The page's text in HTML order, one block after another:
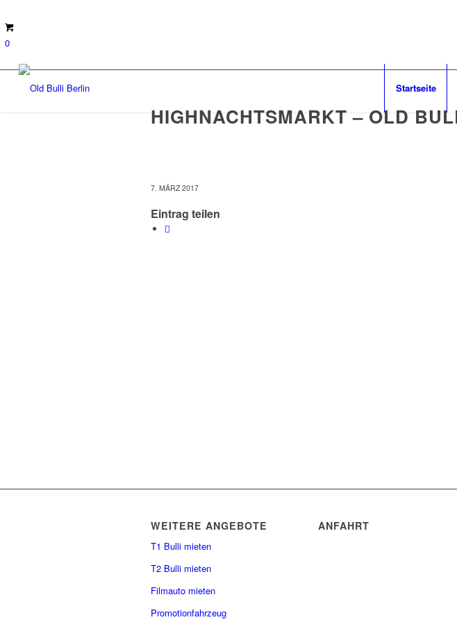
0
Startseite
HIGHNACHTSMARKT – OLD
7. MÄRZ 2017
Eintrag teilen
WEITERE ANGEBOTE
T1 Bulli mieten
T2 Bulli mieten
Filmauto mieten
Promotionfahrzeug
ANFAHRT